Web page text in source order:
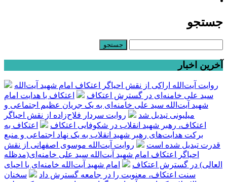
جستجو
آخرین اخبار
روایت آیت‌الله اراکی از نقش احیاگر اعتکاف امام شهید آیت‌الله
سید علی خامنه‌ای در گسترش اعتکاف
اعتکاف با هدایت امام
شهید آیت‌الله سید علی خامنه‌ای به یک جریان عظیم اجتماعی و
میلیونی تبدیل شد
روایت سردار فلاح‌زاده از نقش احیاگر
اعتکاف، رهبر شهید انقلاب در شکوفایی اعتکاف
اعتکاف به
برکت هدایت‌های رهبر شهید انقلاب به یک نهاد اجتماعی و منبع
قدرت تبدیل شده است
روایت آیت‌الله موسوی اصفهانی از نقش
احیاگر اعتکاف امام شهید آیت‌الله سید علی خامنه‌ای(مدظله
العالی) در گسترش اعتکاف
امام شهید آیت‌الله خامنه‌ای با احیای
سنت اعتکاف، معنویت را در جامعه گسترش داد
سخنان